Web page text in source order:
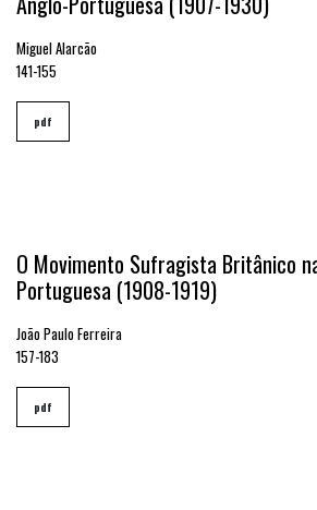
Miguel Alarcão
141-155
pdf
O Movimento Sufragista Britânico
Portuguesa (1908-1919)
João Paulo Ferreira
157-183
pdf